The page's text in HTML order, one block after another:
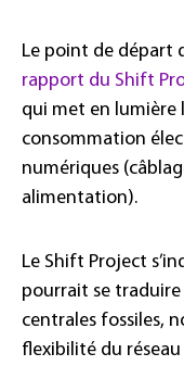
Le point de départ
rapport du Shift
qui met en lumière
consommation
numériques
alimentation).
Le Shift Project
pourrait se traduire
centrales fossiles,
flexibilité du